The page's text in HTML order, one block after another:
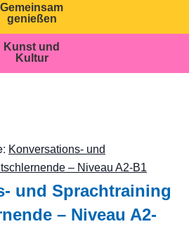
Gemeinsam
genießen
Kunst und
Kultur
Konversations- und
– Niveau A2-B1
und Sprachtraining
– Niveau A2-